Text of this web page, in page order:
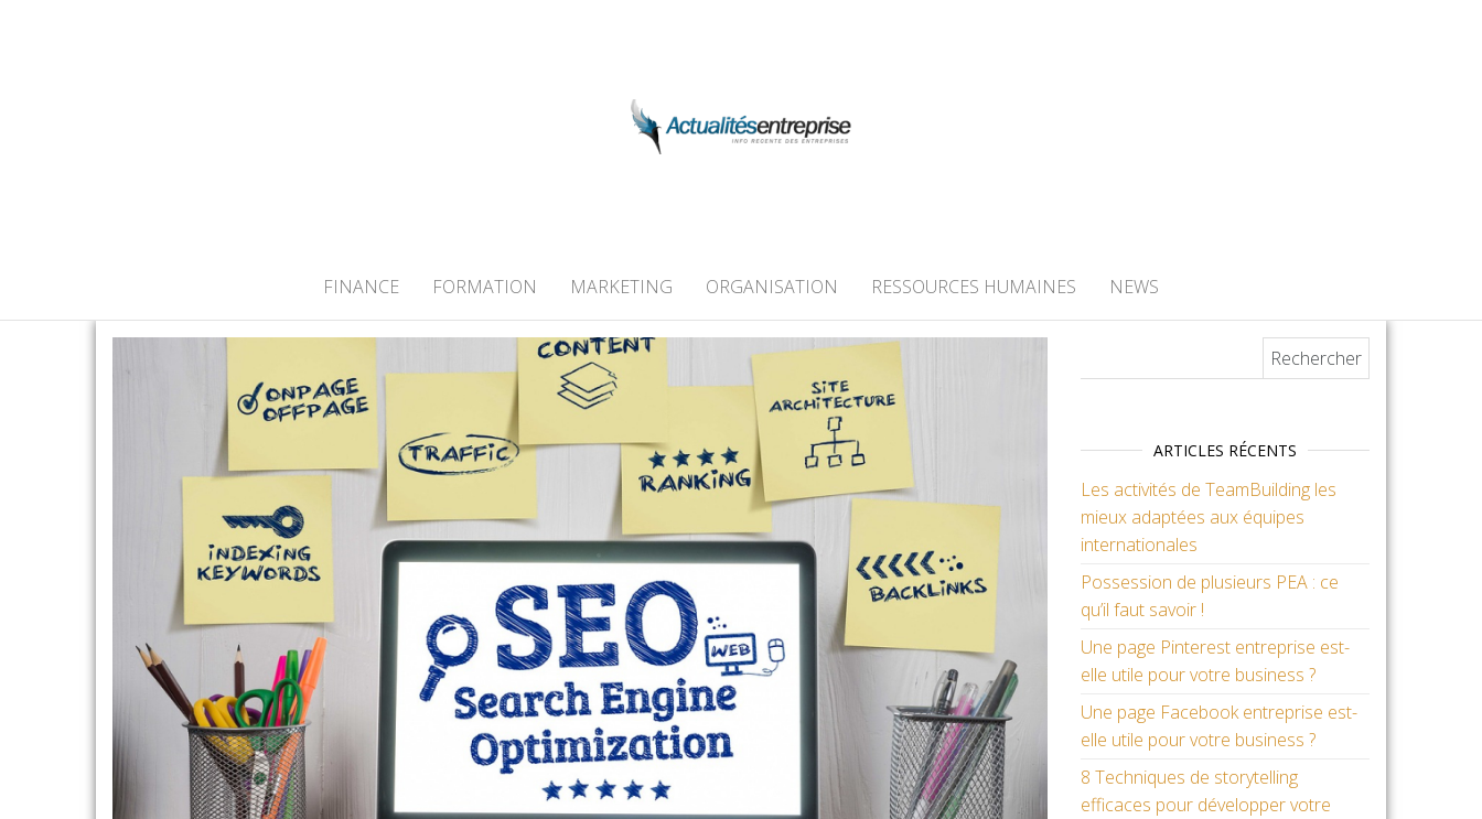
FINANCE FORMATION MARKETING ORGANISATION RESSOURCES HUMAINES NEWS
ARTICLES RÉCENTS
Les activités de TeamBuilding les
mieux adaptées aux équipes
internationales
Possession de plusieurs PEA : ce
qu’il faut savoir !
Une page Pinterest entreprise est-
elle utile pour votre business ?
Une page Facebook entreprise est-
elle utile pour votre business ?
8 Techniques de storytelling
efficaces pour développer votre